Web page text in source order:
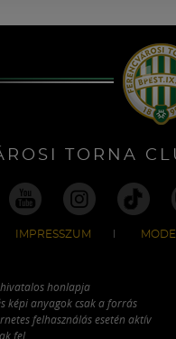
TORNA
IMPRESSZUM
honlapja
képi anyagok csak a forrás
felhasználás esetén aktív
fel.